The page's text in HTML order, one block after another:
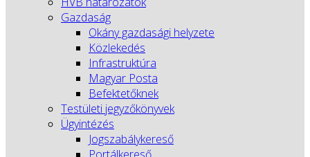
Gazdaság
Okány gazdasági helyzete
Közlekedés
Infrastruktúra
Magyar Posta
Befektetőknek
Testületi jegyzőkönyvek
Ügyintézés
Jogszabálykereső